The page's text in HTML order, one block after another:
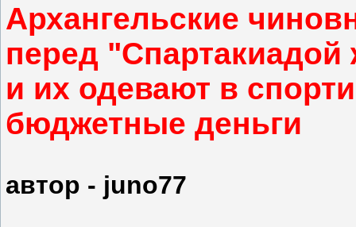
Архангельские
перед
и их одевают в
бюджетные деньги
автор - juno77